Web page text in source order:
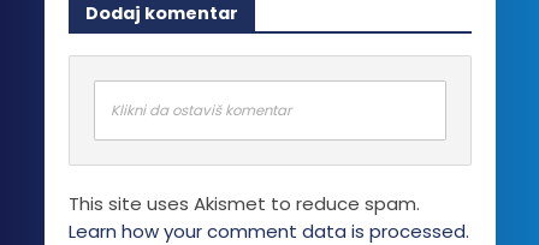
varijanti.
Opcije
mogu
biti
izabrane
na
proizvoda.
Dodaj komentar
Klikni da ostaviš komentar
This site uses Akismet to reduce spam.
Learn how your comment data is processed.